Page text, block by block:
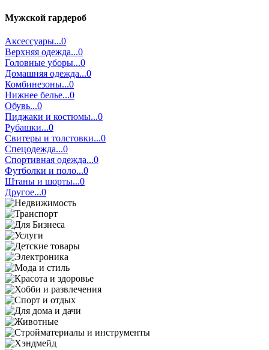
Мужской гардероб
Аксессуары...0
Верхняя одежда...0
Головные уборы...0
Домашняя одежда...0
Комбинезоны...0
Нижнее белье...0
Обувь...0
Пиджаки и костюмы...0
Рубашки...0
Свитеры и толстовки...0
Спецодежда...0
Спортивная одежда...0
Футболки и поло...0
Штаны и шорты...0
Другое...0